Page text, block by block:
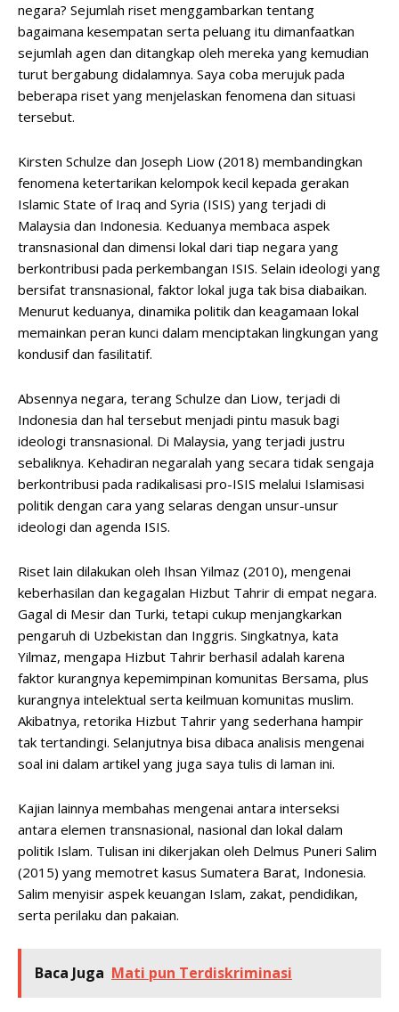
negara? Sejumlah riset menggambarkan tentang
bagaimana kesempatan serta peluang itu dimanfaatkan
sejumlah agen dan ditangkap oleh mereka yang kemudian
turut bergabung didalamnya. Saya coba merujuk pada
beberapa riset yang menjelaskan fenomena dan situasi
tersebut.
Kirsten Schulze dan Joseph Liow (2018) membandingkan
fenomena ketertarikan kelompok kecil kepada gerakan
Islamic State of Iraq and Syria (ISIS) yang terjadi di
Malaysia dan Indonesia. Keduanya membaca aspek
transnasional dan dimensi lokal dari tiap negara yang
berkontribusi pada perkembangan ISIS. Selain ideologi yang
bersifat transnasional, faktor lokal juga tak bisa diabaikan.
Menurut keduanya, dinamika politik dan keagamaan lokal
memainkan peran kunci dalam menciptakan lingkungan yang
kondusif dan fasilitatif.
Absennya negara, terang Schulze dan Liow, terjadi di
Indonesia dan hal tersebut menjadi pintu masuk bagi
ideologi transnasional. Di Malaysia, yang terjadi justru
sebaliknya. Kehadiran negaralah yang secara tidak sengaja
berkontribusi pada radikalisasi pro-ISIS melalui Islamisasi
politik dengan cara yang selaras dengan unsur-unsur
ideologi dan agenda ISIS.
Riset lain dilakukan oleh Ihsan Yilmaz (2010), mengenai
keberhasilan dan kegagalan Hizbut Tahrir di empat negara.
Gagal di Mesir dan Turki, tetapi cukup menjangkarkan
pengaruh di Uzbekistan dan Inggris. Singkatnya, kata
Yilmaz, mengapa Hizbut Tahrir berhasil adalah karena
faktor kurangnya kepemimpinan komunitas Bersama, plus
kurangnya intelektual serta keilmuan komunitas muslim.
Akibatnya, retorika Hizbut Tahrir yang sederhana hampir
tak tertandingi. Selanjutnya bisa dibaca analisis mengenai
soal ini dalam artikel yang juga saya tulis di laman ini.
Kajian lainnya membahas mengenai antara interseksi
antara elemen transnasional, nasional dan lokal dalam
politik Islam. Tulisan ini dikerjakan oleh Delmus Puneri Salim
(2015) yang memotret kasus Sumatera Barat, Indonesia.
Salim menyisir aspek keuangan Islam, zakat, pendidikan,
serta perilaku dan pakaian.
Baca Juga Mati pun Terdiskriminasi